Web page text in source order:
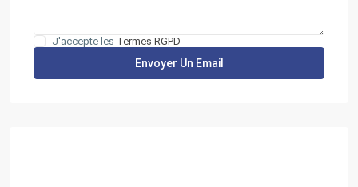
J'accepte les Termes RGPD